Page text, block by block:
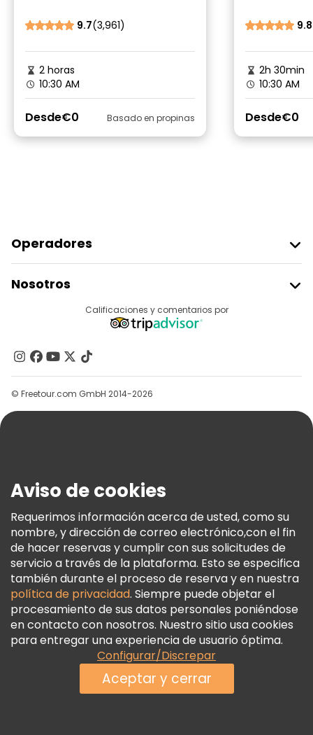
9.7(3,961)
2 horas
10:30 AM
Desde€0 Basado en propinas
9.8
2h 30min
10:30 AM
Desde€0
Operadores
Acceder Como Proveedor
Programa De Afiliados
Nosotros
Contacto
Grupos
Ayuda
Términos E Información Legal
Política De Cookies
Freetour Premios
Programa De Fidelidad
Calificaciones y comentarios por
© Freetour.com GmbH 2014-2026
Aviso de cookies
Requerimos información acerca de usted, como su
nombre, y dirección de correo electrónico,con el fin
de hacer reservas y cumplir con sus solicitudes de
servicio a través de la plataforma. Esto se especifica
también durante el proceso de reserva y en nuestra
política de privacidad. Siempre puede objetar el
procesamiento de sus datos personales poniéndose
en contacto con nosotros. Nuestro sitio usa cookies
para entregar una experiencia de usuario óptima.
Configurar/Discrepar
Aceptar y cerrar